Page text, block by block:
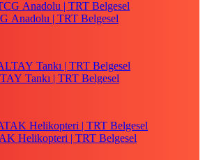
Anadolu | TRT Belgesel
Tankı | TRT Belgesel
Helikopteri | TRT Belgesel